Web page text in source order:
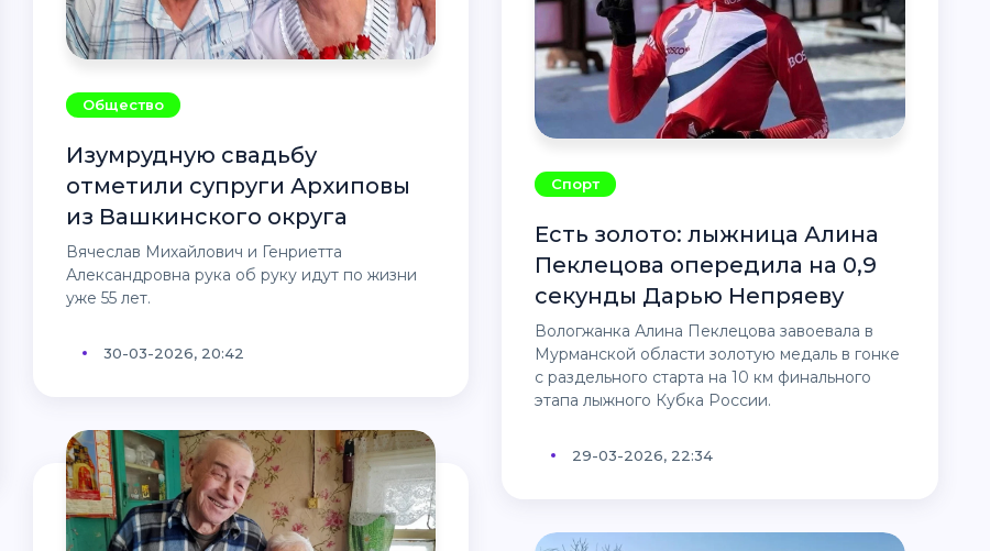
Общество
Изумрудную свадьбу
отметили супруги Архиповы
из Вашкинского округа
Вячеслав Михайлович и Генриетта
Александровна рука об руку идут по жизни
уже 55 лет.
30-03-2026, 20:42
Спорт
Есть золото: лыжница Алина
Пеклецова опередила на 0,9
секунды Дарью Непряеву
Вологжанка Алина Пеклецова завоевала в
Мурманской области золотую медаль в гонке
с раздельного старта на 10 км финального
этапа лыжного Кубка России.
29-03-2026, 22:34